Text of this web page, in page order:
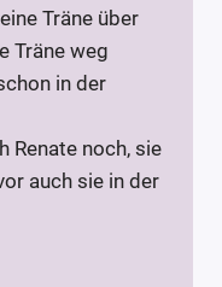
Träne über
Träne weg
in der
Renate noch, sie
auch sie in der